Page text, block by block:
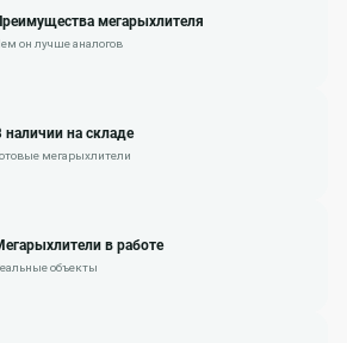
мегарыхлителя
он лучше аналогов
наличии на складе
мегарыхлители
в работе
объекты